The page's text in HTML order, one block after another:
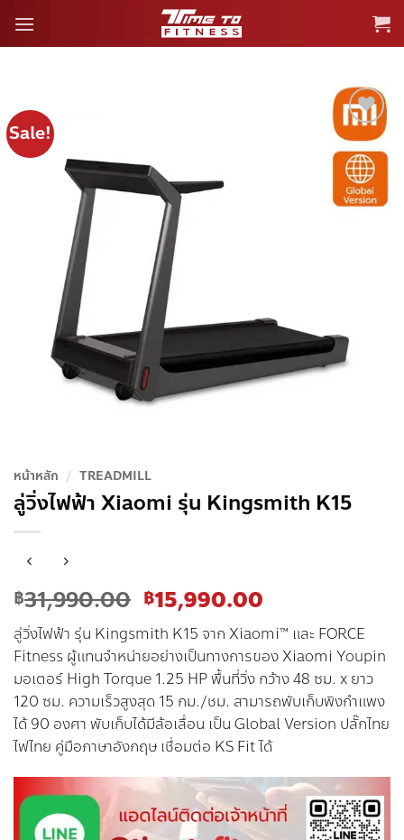
Sale!
Add to
wishlist
หน้าหลัก / TREADMILL
ลู่วิ่งไฟฟ้า Xiaomi รุ่น Kingsmith K15
฿31,990.00 Original
price
was:
฿31,990.00.
฿15,990.00
price
is:
฿15,990.00.
ลู่วิ่งไฟฟ้า รุ่น Kingsmith K15 จาก Xiaomi™ และ FORCE
Fitness ผู้แทนจำหน่ายอย่างเป็นทางการของ Xiaomi Youpin
มอเตอร์ High Torque 1.25 HP พื้นที่วิ่ง กว้าง 48 ซม. x ยาว
120 ซม. ความเร็วสูงสุด 15 กม./ชม. สามารถพับเก็บพิงกำแพง
ได้ 90 องศา พับเก็บได้มีล้อเลื่อน เป็น Global Version ปลั๊กไทย
ไฟไทย คู่มือภาษาอังกฤษ เชื่อมต่อ KS Fit ได้